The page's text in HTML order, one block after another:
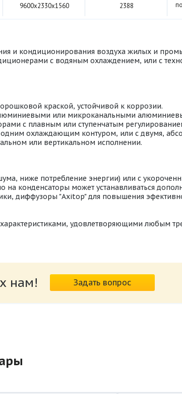
9600х2330х1560 2388
и кондиционирования воздуха жилых и
с водяным охлаждением, или с
краской, устойчивой к коррозии.
или микроканальными
с плавным или ступенчатым
охлаждающим контуром, или с двумя,
или вертикальном исполнении.
ниже потребление энергии) или с
конденсаторы может устанавливаться
диффузоры "Axitop" для повышения
удовлетворяющими любым
нам! Задать вопрос